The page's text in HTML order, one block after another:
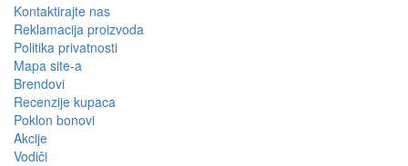
Kontaktirajte nas
Reklamacija proizvoda
Politika privatnosti
Mapa site-a
Brendovi
Recenzije kupaca
Poklon bonovi
Akcije
Vodiči